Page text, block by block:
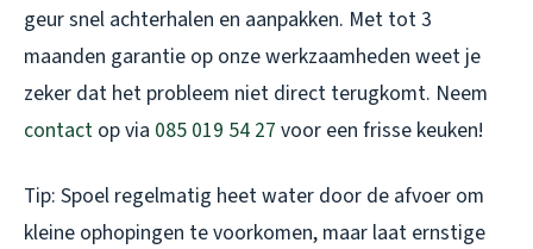
geur snel achterhalen en aanpakken. Met tot 3
maanden garantie op onze werkzaamheden weet je
zeker dat het probleem niet direct terugkomt. Neem
contact op via 085 019 54 27 voor een frisse keuken!
Tip: Spoel regelmatig heet water door de afvoer om
kleine ophopingen te voorkomen, maar laat ernstige